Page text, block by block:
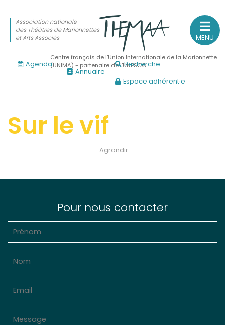
(Actualités, annonces, vie professionnelle)
Sur le vif
Sur le fond
(Fonctionnement, gouvernance, groupes de travail,
Sur le terrain
(Portraits, actions, collaborations)
Sur l’étagère
MENU
Association nationale
des Théâtres de Marionnettes
et Arts Associés
Centre français de l’Union Internationale de la Marionnette
(UNIMA) - partenaire de l’UNESCO
Agenda
Annuaire
Recherche
Espace adhérent·e
Sur le vif
Agrandir
Pour nous contacter